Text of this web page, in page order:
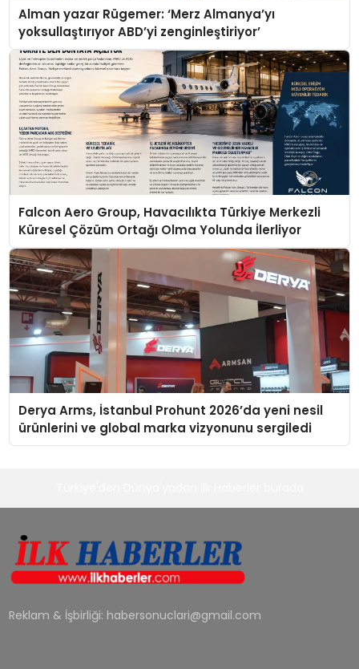
Alman yazar Rügemer: ‘Merz Almanya’yı
yoksullaştırıyor ABD’yi zenginleştiriyor’
Falcon Aero Group, Havacılıkta Türkiye Merkezli
Küresel Çözüm Ortağı Olma Yolunda İlerliyor
Derya Arms, İstanbul Prohunt 2026’da yeni nesil
ürünlerini ve global marka vizyonunu sergiledi
Reklam & İşbirliği: habersonuclari@gmail.com